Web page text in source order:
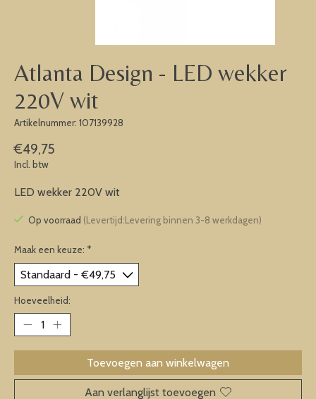
Atlanta Design - LED wekker
220V wit
Artikelnummer: 107139928
€49,75
Incl. btw
LED wekker 220V wit
Op voorraad (Levertijd:Levering binnen 3-8 werkdagen)
Maak een keuze: *
Hoeveelheid:
Toevoegen aan winkelwagen
Aan verlanglijst toevoegen